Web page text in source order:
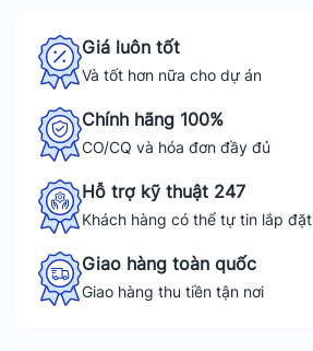
Giá luôn tốt
Và tốt hơn nữa cho dự án
Chính hãng 100%
CO/CQ và hóa đơn đầy đủ
Hỗ trợ kỹ thuật 247
Khách hàng có thể tự tin lắp đặt
Giao hàng toàn quốc
Giao hàng thu tiền tận nơi